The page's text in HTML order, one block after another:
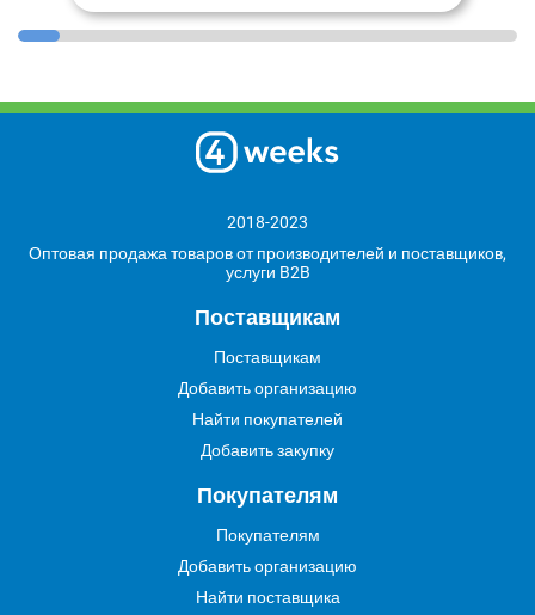
2018-2023
Оптовая продажа товаров от производителей и поставщиков,
услуги B2B
Поставщикам
Поставщикам
Добавить организацию
Найти покупателей
Добавить закупку
Покупателям
Покупателям
Добавить организацию
Найти поставщика